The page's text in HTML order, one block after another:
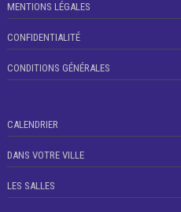
MENTIONS LÉGALES
CONFIDENTIALITÉ
CONDITIONS GÉNÉRALES
CALENDRIER
DANS VOTRE VILLE
LES SALLES